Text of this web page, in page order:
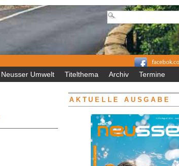
Neusser Umwelt Titelthema Archiv Termine
AKTUELLE AUSGABE